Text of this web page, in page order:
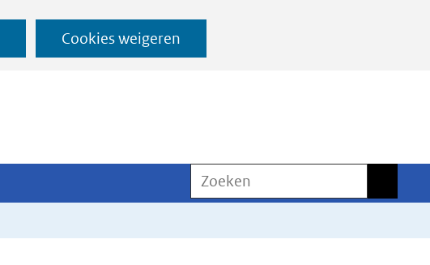
Cookies weigeren
Zoeken